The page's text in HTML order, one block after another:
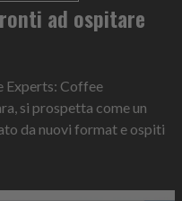
ad ospitare
Experts: Coffee
si prospetta come un
da nuovi format e ospiti